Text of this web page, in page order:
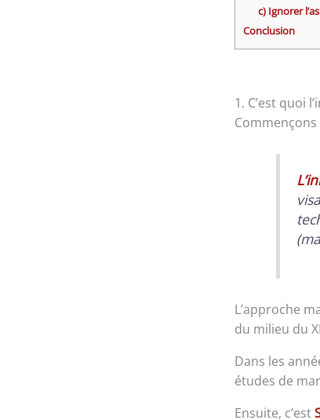
c) Ignorer
Conclusion
1. C’est quoi
L’approche
du milieu du
Dans les
études de
Ensuite, c’est